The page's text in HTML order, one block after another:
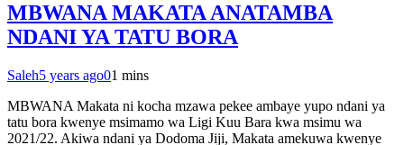
MBWANA MAKATA ANATAMBA
NDANI YA TATU BORA
Saleh5 years ago01 mins
MBWANA Makata ni kocha mzawa pekee ambaye yupo ndani ya
tatu bora kwenye msimamo wa Ligi Kuu Bara kwa msimu wa
2021/22. Akiwa ndani ya Dodoma Jiji, Makata amekuwa kwenye